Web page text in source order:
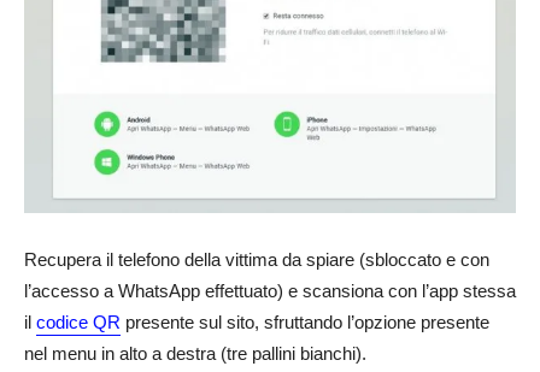
Recupera il telefono della vittima da spiare (sbloccato e con
l’accesso a WhatsApp effettuato) e scansiona con l’app stessa
il codice QR presente sul sito, sfruttando l’opzione presente
nel menu in alto a destra (tre pallini bianchi).